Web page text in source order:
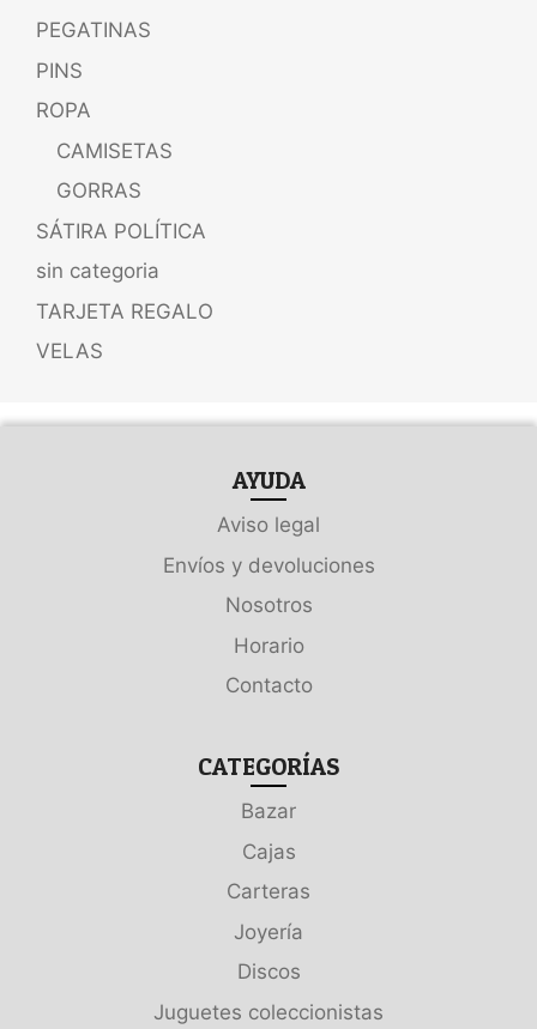
PEGATINAS
PINS
ROPA
CAMISETAS
GORRAS
SÁTIRA POLÍTICA
sin categoria
TARJETA REGALO
VELAS
AYUDA
Aviso legal
Envíos y devoluciones
Nosotros
Horario
Contacto
CATEGORÍAS
Bazar
Cajas
Carteras
Joyería
Discos
Juguetes coleccionistas